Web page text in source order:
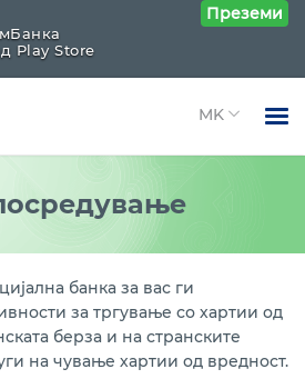
Open
Open
од вредност)
од вредност
банка за вас ги
за тргување со хартии од
берза и на странските
на чување хартии од вредност.
Play Store
Преземи